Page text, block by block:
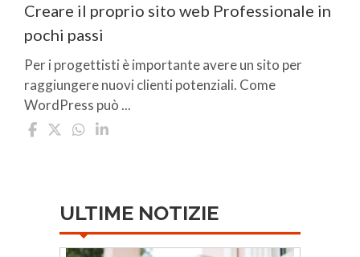
Creare il proprio sito web Professionale in
pochi passi
Per i progettisti è importante avere un sito per
raggiungere nuovi clienti potenziali. Come
WordPress può ...
ULTIME NOTIZIE